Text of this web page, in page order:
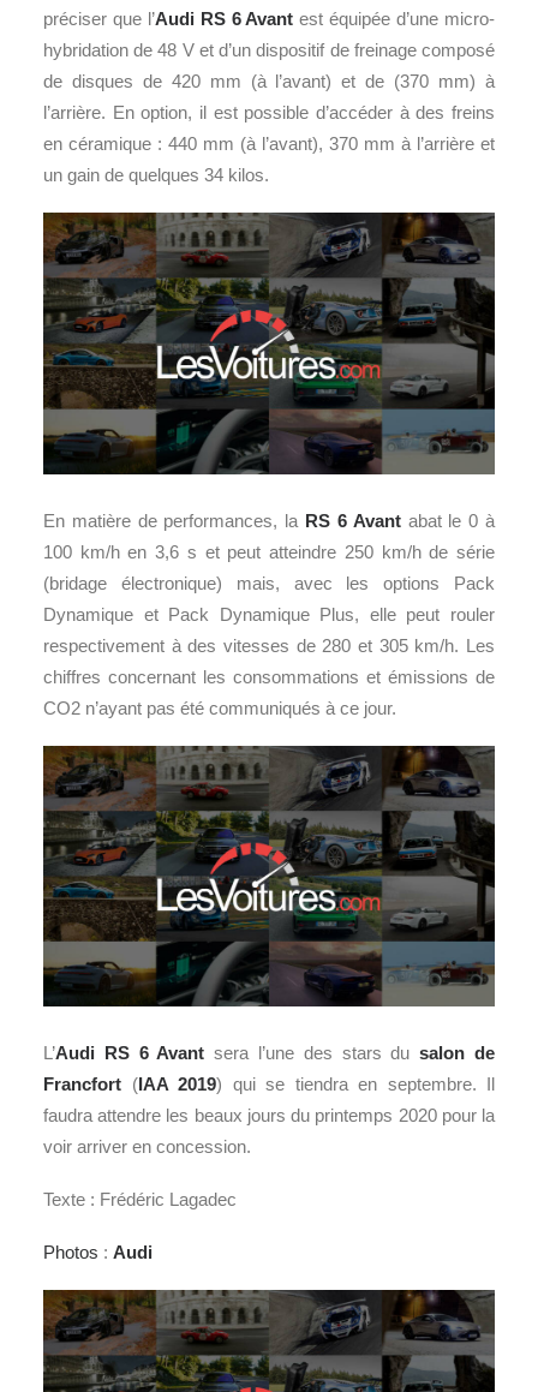
préciser que l’Audi RS 6 Avant est équipée d’une micro-
hybridation de 48 V et d’un dispositif de freinage composé
de disques de 420 mm (à l’avant) et de (370 mm) à
l’arrière. En option, il est possible d’accéder à des freins
en céramique : 440 mm (à l’avant), 370 mm à l’arrière et
un gain de quelques 34 kilos.
En matière de performances, la RS 6 Avantabat le 0 à
100 km/h en 3,6 s et peut atteindre 250 km/h de série
(bridage électronique) mais, avec les options Pack
Dynamique et Pack Dynamique Plus, elle peut rouler
respectivement à des vitesses de 280 et 305 km/h. Les
chiffres concernant les consommations et émissions de
CO2 n’ayant pas été communiqués à ce jour.
L’Audi RS 6 Avant sera l’une des stars dusalon de
Francfort (IAA 2019) qui se tiendra en septembre. Il
faudra attendre les beaux jours du printemps 2020 pour la
voir arriver en concession.
Texte : Frédéric Lagadec
Photos : Audi